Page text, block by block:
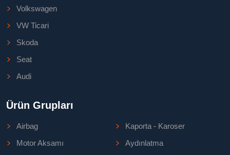
Volkswagen
VW Ticari
Skoda
Seat
Audi
Ürün Grupları
Airbag
Kaporta - Karoser
Motor Aksamı
Aydınlatma